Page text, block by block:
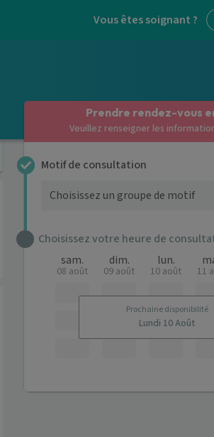
Vous êtes soignant ?
Prendre rendez-vous
Veuillez renseigner les
Motif de consultation
Choisissez votre heure de
Prochaine disponibilité
Lundi 10 Août
sam.
08 août
dim.
09 août
lun.
10 août 11